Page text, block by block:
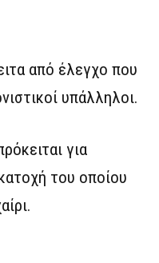
από έλεγχο που
υπάλληλοι.
για
του οποίου